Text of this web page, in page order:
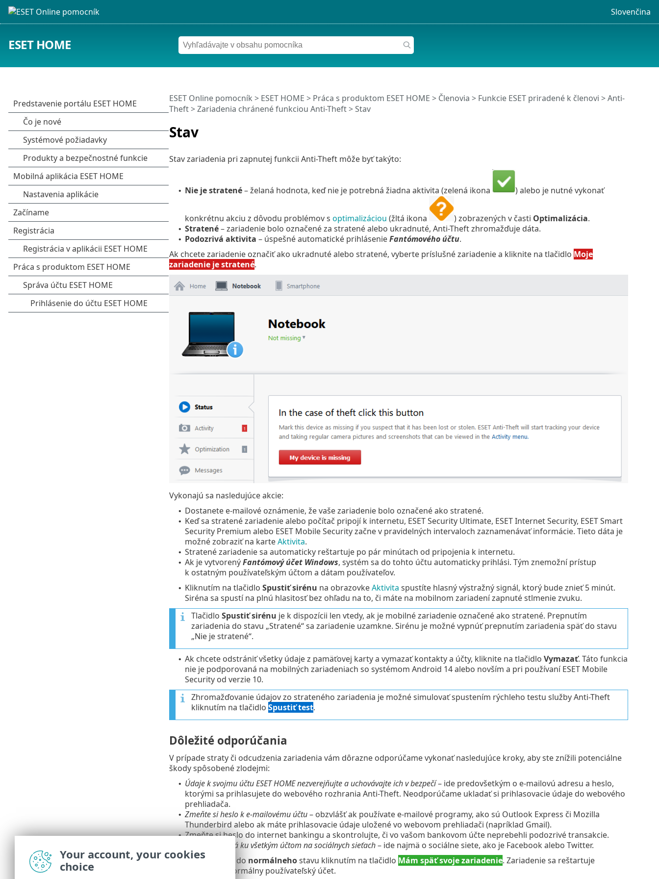
Slovenčina
ESET HOME
Stav
ESET Online pomocník > ESET HOME > Práca s produktom ESET HOME > Členovia > Funkcie ESET priradené k členovi >Anti-
Theft>Zariadenia chránené funkciou Anti-Theft> Stav
Stav zariadenia pri zapnutej funkcii Anti-Theft môže byť takýto:
• Nie je stratené– želaná hodnota, keď nie je potrebná žiadna aktivita (zelená ikona ) alebo je nutné vykonať
konkrétnu akciu z dôvodu problémov s optimalizáciou (žltá ikona ) zobrazených v časti Optimalizácia.
• Stratené– zariadenie bolo označené za stratené alebo ukradnuté, Anti-Theft zhromažďuje dáta.
• Podozrivá aktivita – úspešné automatické prihlásenieFantómového účtu.
Ak chcete zariadenie označiť ako ukradnuté alebo stratené, vyberte príslušné zariadenie a kliknite na tlačidlo Moje
zariadenie je stratené.
Vykonajú sa nasledujúce akcie:
• Dostanete e-mailové oznámenie, že vaše zariadenie bolo označené ako stratené.
• Keď sa stratené zariadenie alebo počítač pripojí k internetu, ESET Security Ultimate, ESET Internet Security, ESET Smart
Security Premium alebo ESET Mobile Security začne v pravidelných intervaloch zaznamenávať informácie. Tieto dáta je
možné zobraziť na karteAktivita.
• Stratené zariadenie sa automaticky reštartuje po pár minútach od pripojenia k internetu.
• Ak je vytvorenýFantómový účet Windows, systém sa do tohto účtu automaticky prihlási. Tým znemožní prístup
k ostatným používateľským účtom a dátam používateľov.
• Kliknutím na tlačidlo Spustiť sirénu na obrazovkeAktivita spustíte hlasný výstražný signál, ktorý bude znieť 5 minút.
Siréna sa spustí na plnú hlasitosť bez ohľadu na to, či máte na mobilnom zariadení zapnuté stlmenie zvuku.
Tlačidlo Spustiť sirénu je k dispozícii len vtedy, ak je mobilné zariadenie označené ako stratené. Prepnutím
zariadenia do stavu „Stratené“ sa zariadenie uzamkne. Sirénu je možné vypnúť prepnutím zariadenia späť do stavu
„Nie je stratené“.
• Ak chcete odstrániť všetky údaje z pamäťovej karty a vymazať kontakty a účty, kliknite na tlačidlo Vymazať. Táto funkcia
nie je podporovaná na mobilných zariadeniach so systémom Android 14 alebo novším a pri používaní ESET Mobile
Security od verzie 10.
Zhromažďovanie údajov zo strateného zariadenia je možné simulovať spustením rýchleho testu služby Anti-Theft
kliknutím na tlačidlo Spustiť test.
Dôležité odporúčania
V prípade straty či odcudzenia zariadenia vám dôrazne odporúčame vykonať nasledujúce kroky, aby ste znížili potenciálne
škody spôsobené zlodejmi:
• Údaje k svojmu účtu ESET HOME nezverejňujte a uchovávajte ich v bezpečí– ide predovšetkým o e‑mailovú adresu a heslo,
ktorými sa prihlasujete do webového rozhrania Anti-Theft. Neodporúčame ukladať si prihlasovacie údaje do webového
prehliadača.
• Zmeňte si heslo k e‑mailovému účtu– obzvlášť ak používate e‑mailové programy, ako sú Outlook Express či Mozilla
Thunderbird alebo ak máte prihlasovacie údaje uložené vo webovom prehliadači (napríklad Gmail).
• Zmeňte si heslo do internet bankingu a skontrolujte, či vo vašom bankovom účte neprebehli podozrivé transakcie.
Zmeňte si heslá ku všetkým účtom na sociálnych sieťach– ide najmä o sociálne siete, ako je Facebook alebo Twitter.
Zariadenie vrátite do normálnehostavu kliknutím na tlačidlo Mám späť svoje zariadenie. Zariadenie sa reštartuje
a obnoví sa váš normálny používateľský účet.
Your account, your cookies
choice